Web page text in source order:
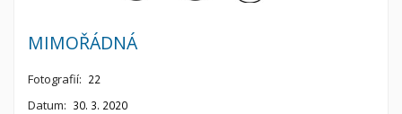
MIMOŘÁDNÁ
Fotografií: 22
Datum: 30. 3. 2020